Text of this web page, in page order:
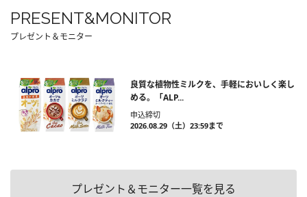
PRESENT&MONITOR
プレゼント＆モニター
良質な植物性ミルクを、手軽においしく楽し
める。「ALP...
申込締切
2026.08.29（土）23:59まで
プレゼント＆モニター一覧を見る